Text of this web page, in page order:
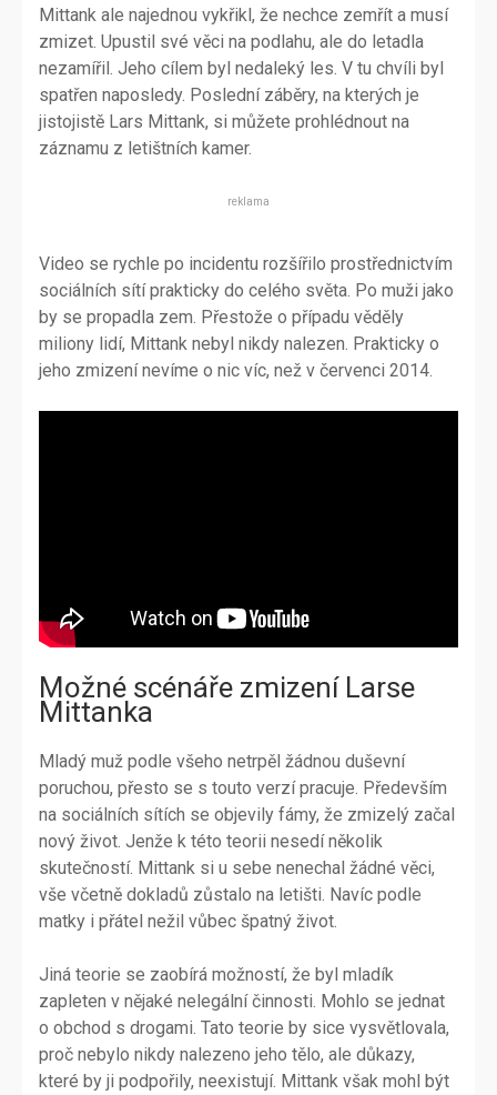
Mittank ale najednou vykřikl, že nechce zemřít a musí
zmizet. Upustil své věci na podlahu, ale do letadla
nezamířil. Jeho cílem byl nedaleký les. V tu chvíli byl
spatřen naposledy. Poslední záběry, na kterých je
jistojistě Lars Mittank, si můžete prohlédnout na
záznamu z letištních kamer.
reklama
Video se rychle po incidentu rozšířilo prostřednictvím
sociálních sítí prakticky do celého světa. Po muži jako
by se propadla zem. Přestože o případu věděly
miliony lidí, Mittank nebyl nikdy nalezen. Prakticky o
jeho zmizení nevíme o nic víc, než v červenci 2014.
Možné scénáře zmizení Larse
Mittanka
Mladý muž podle všeho netrpěl žádnou duševní
poruchou, přesto se s touto verzí pracuje. Především
na sociálních sítích se objevily fámy, že zmizelý začal
nový život. Jenže k této teorii nesedí několik
skutečností. Mittank si u sebe nenechal žádné věci,
vše včetně dokladů zůstalo na letišti. Navíc podle
matky i přátel nežil vůbec špatný život.
Jiná teorie se zaobírá možností, že byl mladík
zapleten v nějaké nelegální činnosti. Mohlo se jednat
o obchod s drogami. Tato teorie by sice vysvětlovala,
proč nebylo nikdy nalezeno jeho tělo, ale důkazy,
které by ji podpořily, neexistují. Mittank však mohl být